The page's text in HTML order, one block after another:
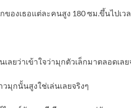
ของเธอแต่ละคนสูง 180 ซม.ขึ้นไปเว
ลยว่าเข้าใจว่ามุกตัวเล็กมาตลอดเลย
มุกนั้นสูงใช่เล่นเลยจริงๆ